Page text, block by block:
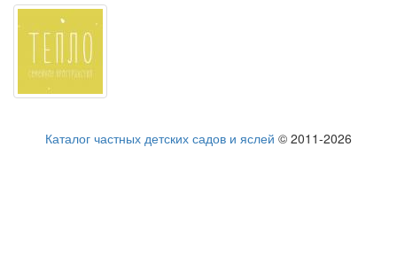
Каталог частных детских садов и яслей © 2011-2026